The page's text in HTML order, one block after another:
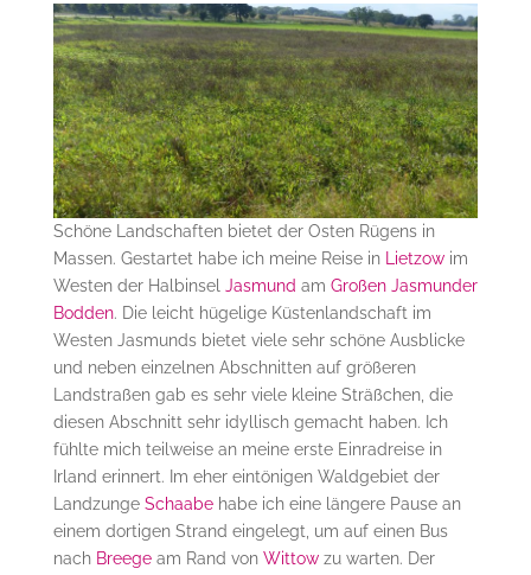
Schöne Landschaften bietet der Osten Rügens in
Massen. Gestartet habe ich meine Reise in
Lietzowim
Westen der Halbinsel Jasmund am Großen Jasmunder
Bodden. Die leicht hügelige Küstenlandschaft im
Westen Jasmunds bietet viele sehr schöne Ausblicke
und neben einzelnen Abschnitten auf größeren
Landstraßen gab es sehr viele kleine Sträßchen, die
diesen Abschnitt sehr idyllisch gemacht haben. Ich
fühlte mich teilweise an meine erste Einradreise in
Irland erinnert. Im eher eintönigen Waldgebiet der
Landzunge Schaabehabe ich eine längere Pause an
einem dortigen Strand eingelegt, um auf einen Bus
nach Breegeam Rand von Wittowzu warten. Der